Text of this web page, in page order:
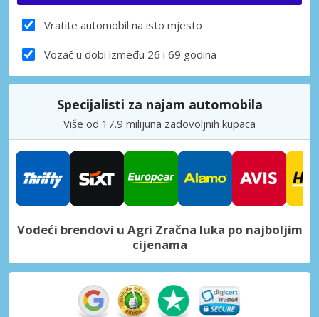
Vratite automobil na isto mjesto
Vozač u dobi između 26 i 69 godina
Specijalisti za najam automobila
Više od 17.9 milijuna zadovoljnih kupaca
Vodeći brendovi u Agri Zračna luka po najboljim
cijenama